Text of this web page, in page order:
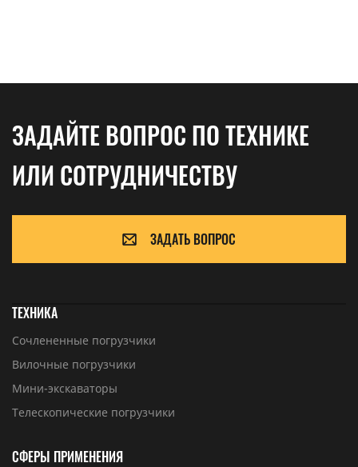
ЗАДАЙТЕ ВОПРОС ПО ТЕХНИКЕ
ИЛИ СОТРУДНИЧЕСТВУ
ЗАДАТЬ ВОПРОС
ТЕХНИКА
Сочлененные погрузчики
Вилочные погрузчики
Мини-экскаваторы
Телескопические погрузчики
СФЕРЫ ПРИМЕНЕНИЯ